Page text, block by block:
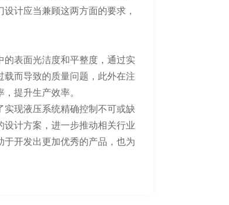
计应当兼顾这两方面的要求，
的表面光洁度和平整度，通过实
而导致的质量问题，此外在注
提升生产效率。
现液压系统精确控制不可或缺
计方案，进一步推动相关行业
开发出更加优秀的产品，也为